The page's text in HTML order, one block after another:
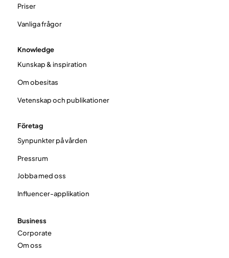
Priser
Vanliga frågor
Knowledge
Kunskap & inspiration
Om obesitas
Vetenskap och publikationer
Företag
Synpunkter på vården
Pressrum
Jobba med oss
Influencer-applikation
Business
Corporate
Om oss